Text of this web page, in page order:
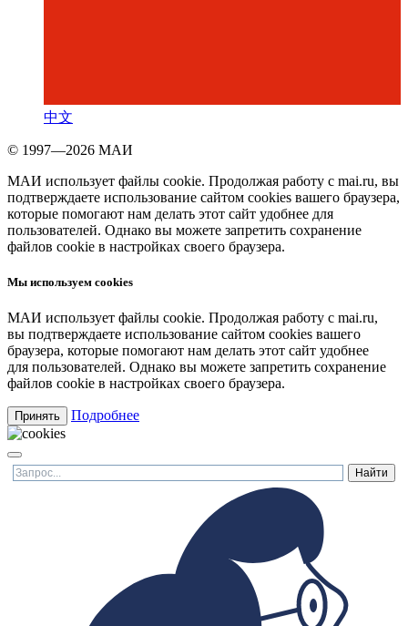
中文
© 1997—2026 МАИ
МАИ использует файлы cookie. Продолжая работу с mai.ru, вы
подтверждаете использование сайтом cookies вашего браузера,
которые помогают нам делать этот сайт удобнее для
пользователей. Однако вы можете запретить сохранение
файлов cookie в настройках своего браузера.
Мы используем cookies
МАИ использует файлы cookie. Продолжая работу с mai.ru,
вы подтверждаете использование сайтом cookies вашего
браузера, которые помогают нам делать этот сайт удобнее
для пользователей. Однако вы можете запретить сохранение
файлов cookie в настройках своего браузера.
Принять Подробнее